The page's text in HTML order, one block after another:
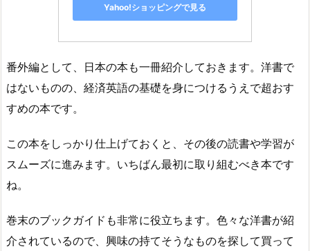
Yahoo!ショッピングで見る
番外編として、日本の本も一冊紹介しておきます。洋書で
はないものの、経済英語の基礎を身につけるうえで超おす
すめの本です。
この本をしっかり仕上げておくと、その後の読書や学習が
スムーズに進みます。いちばん最初に取り組むべき本です
ね。
巻末のブックガイドも非常に役立ちます。色々な洋書が紹
介されているので、興味の持てそうなものを探して買って